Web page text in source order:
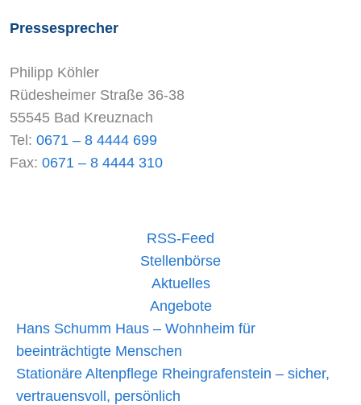
Pressesprecher
Philipp Köhler
Rüdesheimer Straße 36-38
55545 Bad Kreuznach
Tel: 0671 – 8 4444 699
Fax: 0671 – 8 4444 310
RSS-Feed
Stellenbörse
Aktuelles
Angebote
Hans Schumm Haus – Wohnheim für
beeinträchtigte Menschen
Stationäre Altenpflege Rheingrafenstein – sicher,
vertrauensvoll, persönlich